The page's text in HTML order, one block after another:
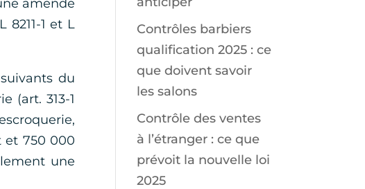
amende
1 et L
du
(art. 313-1
et 750 000
une
Contrôles barbiers
qualification 2025 : ce
que doivent savoir
les salons
Contrôle des ventes
à l’étranger : ce que
prévoit la nouvelle loi
2025